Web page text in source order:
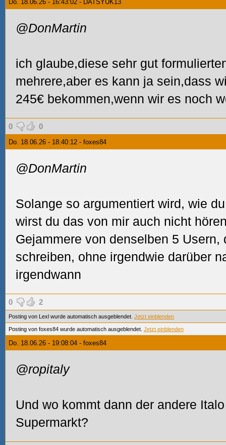
Do. 18.06.26 - 16:43:02 - DATSYUK13
@DonMartin
ich glaube,diese sehr gut
mehrere,aber es kann ja sein,dass
245€ bekommen,wenn wir es noch
0 0
Do. 18.06.26 - 18:40:12 - foxes84
@DonMartin
Solange so argumentiert wird, wie
wirst du das von mir auch nicht
Gejammere von denselben 5 Usern,
schreiben, ohne irgendwie darüber
irgendwann
0 2
Posting von Lexl wurde automatisch ausgeblendet. Jetzt einblenden
Posting von foxes84 wurde automatisch ausgeblendet. Jetzt einblenden
Do. 18.06.26 - 19:08:04 - foxes84
@ropitaly
Und wo kommt dann der andere
Supermarkt?